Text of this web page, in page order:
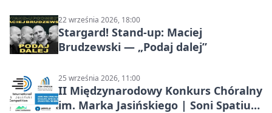
22 września 2026, 18:00
Stargard! Stand-up: Maciej
Brudzewski — „Podaj dalej”
25 września 2026, 11:00
II Międzynarodowy Konkurs Chóralny
im. Marka Jasińskiego | Soni Spatium